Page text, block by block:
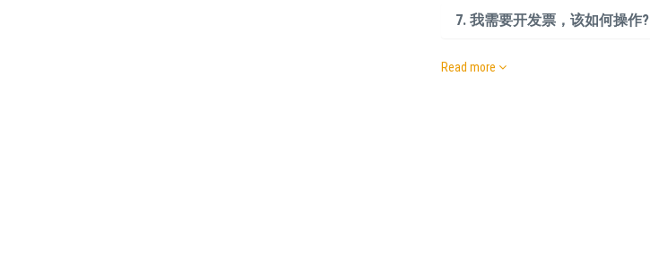
7. 我需要开发票，该如何操作?
Read more